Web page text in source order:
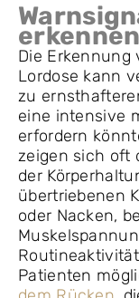
erkennen
Die Erkennung
Lordose kann
zu
eine intensive
erfordern
zeigen sich oft
der
übertriebenen
oder Nacken,
Patienten